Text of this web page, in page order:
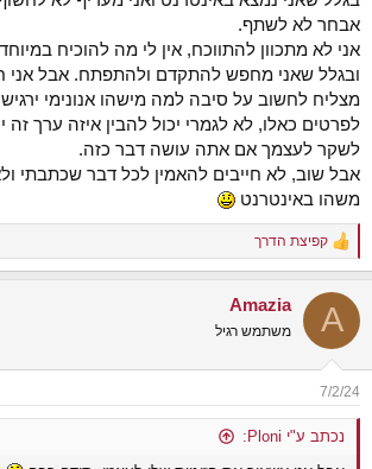
אבחר לא לשתף.
אני לא מתכוון להתווכח, אין לי מה להוכיח
ובגלל שאני מחפש להתקדם ולהתפתח. אבל אני
מצליח לחשוב על סיבה למה מישהו אנונימי
לפרטים כאלו, לא לגמרי יכול להבין איזה ערך זה
לשקר לעצמך אם אתה עושה דבר כזה.
אבל שוב, לא חייבים להאמין לכל דבר שכתבתי
משהו באינטרנט
R
e
c
i
s
:
קפיצת הדרך
A
Amazia
משתמש רגיל
7/2/24
נכתב ע"י Ploni: